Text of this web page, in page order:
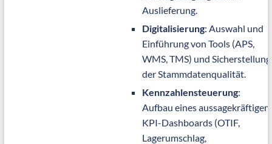
Auslieferung.
Digitalisierung: Auswahl und
Einführung von Tools (APS,
WMS, TMS) und Sicherstellung
der Stammdatenqualität.
Kennzahlensteuerung:
Aufbau eines aussagekräftigen
KPI-Dashboards (OTIF,
Lagerumschlag,